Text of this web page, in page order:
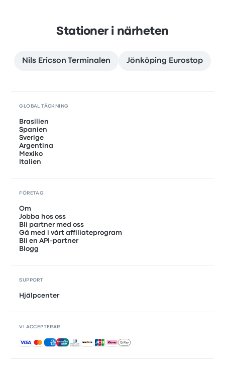
Stationer i närheten
Nils Ericson Terminalen Jönköping Eurostop
GLOBAL TÄCKNING
Brasilien
Spanien
Sverige
Argentina
Mexiko
Italien
FÖRETAG
Om
Jobba hos oss
Bli partner med oss
Gå med i vårt affiliateprogram
Bli en API-partner
Blogg
SUPPORT
Hjälpcenter
VI ACCEPTERAR
Accepterade betalningar